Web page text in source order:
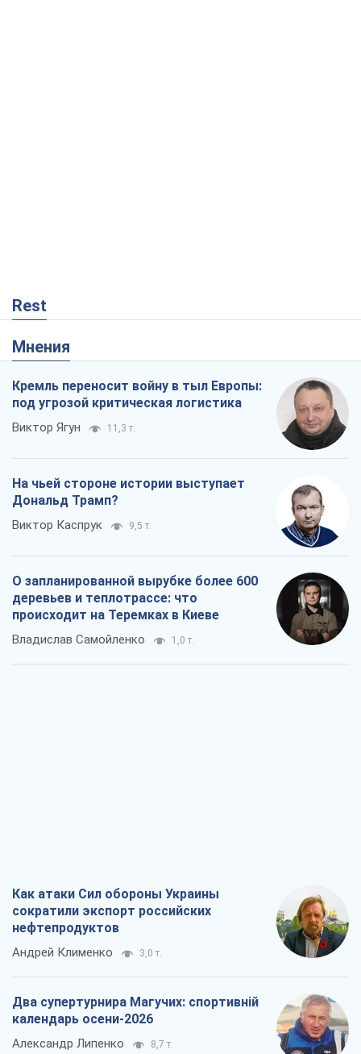
Rest
Мнения
Кремль переносит войну в тыл Европы:
под угрозой критическая логистика
Виктор Ягун 11,3 т.
На чьей стороне истории выступает
Дональд Трамп?
Виктор Каспрук 9,5 т.
О запланированной вырубке более 600
деревьев и теплотрассе: что
происходит на Теремках в Киеве
Владислав Самойленко 1,0 т.
Как атаки Сил обороны Украины
сократили экспорт российских
нефтепродуктов
Андрей Клименко 3,0 т.
Два супертурнира Магучих: спортивній
календарь осени-2026
Александр Липенко 8,7 т.